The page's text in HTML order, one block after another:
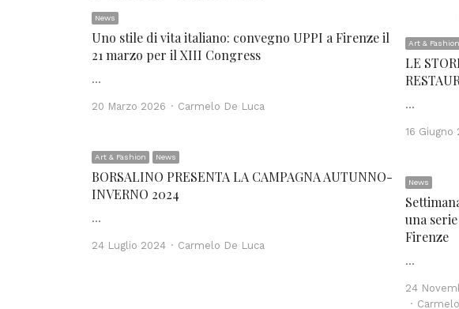
News
Uno stile di vita italiano: convegno UPPI a Firenze il
21 marzo per il XIII Congress
…
20 Marzo 2026 Author
Carmelo De Luca
Art & Fashion
LE
…
16 Giugno
Art & Fashion News
BORSALINO PRESENTA LA CAMPAGNA AUTUNNO-
INVERNO 2024
…
24 Luglio 2024 Author
Carmelo De Luca
News
una
Firenze
…
24
Author